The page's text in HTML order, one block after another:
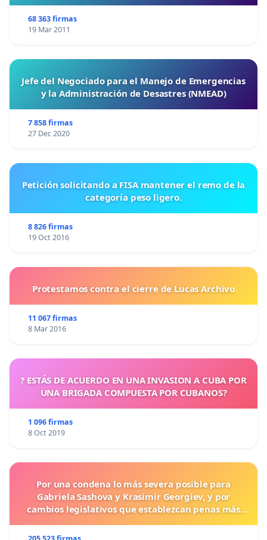
68 363 firmas
19 Mar 2011
Jefe del Negociado para el Manejo de Emergencias
y la Administración de Desastres (NMEAD)
7 858 firmas
27 Dec 2020
Petición solicitando a FISA mantener el remo de la
categoría peso ligero.
8 826 firmas
19 Oct 2016
Protestamos contra el cierre de Lucas Archivo
11 067 firmas
8 Mar 2016
? ESTÁS DE ACUERDO EN UNA INVASION A CUBA POR
UNA BRIGADA COMPUESTA POR CUBANOS?
1 096 firmas
8 Oct 2019
Por una condena lo más severa posible para
Gabriela Sashova y Krasimir Georgiev, y por
cambios legislativos que establezcan penas más